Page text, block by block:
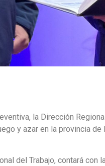
la Dirección
y azar en la provincia
del Trabajo, contará